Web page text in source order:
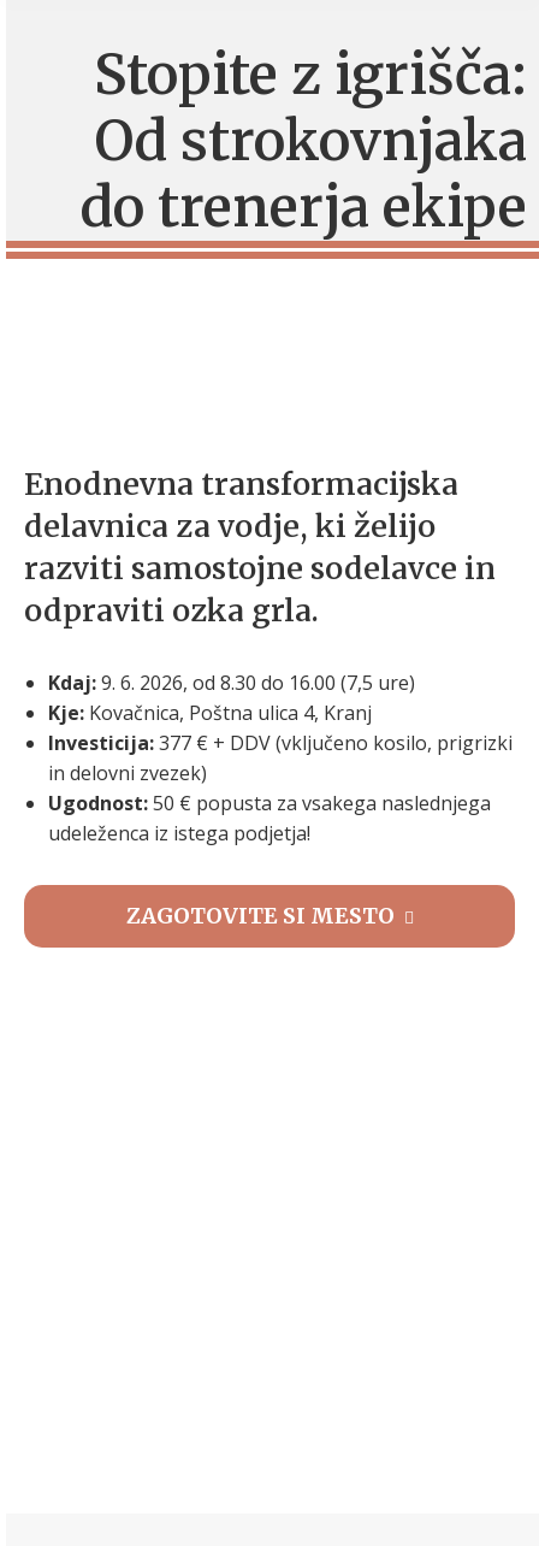
Stopite z igrišča:
Od strokovnjaka
do trenerja ekipe
Enodnevna transformacijska
delavnica za vodje, ki želijo
razviti samostojne sodelavce in
odpraviti ozka grla.
Kdaj:9. 6. 2026, od 8.30 do 16.00 (7,5 ure)
Kje: Kovačnica, Poštna ulica 4, Kranj
Investicija:377 € + DDV (vključeno kosilo, prigrizki
in delovni zvezek)
Ugodnost:50 € popusta za vsakega naslednjega
udeleženca iz istega podjetja!
ZAGOTOVITE SI MESTO